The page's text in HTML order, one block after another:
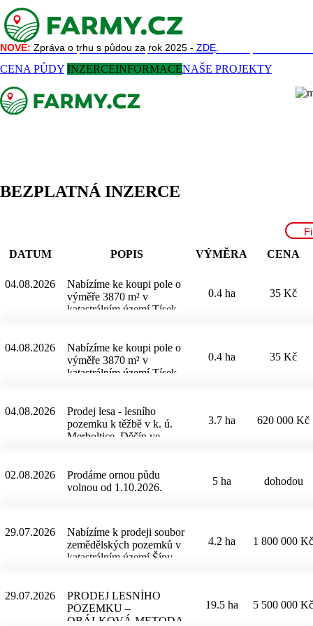
NAŠE SLUŽBY REFERENCE AKTUALITY O NÁS
NOVÉ: Zpráva o trhu s půdou za rok 2025 - ZDE
CENA PŮDY INZERCEINFORMACENAŠE PROJEKTY
NOVÉ: Zpráva o trhu s půdou za rok 2025 - ZDE
BEZPLATNÁ INZERCE
DATUM
POPIS VÝMĚRA CENA
04.08.2026
Nabízíme ke koupi pole o
výměře 3870 m² v
katastrálním území Tísek.
je zemědělsky využíván, v
dobrém stavu, přístupný.
Na pozemku je pachtovní
0.4 ha 35 Kč
04.08.2026
Nabízíme ke koupi pole o
výměře 3870 m² v
katastrálním území Tísek.
je zemědělsky využíván, v
dobrém stavu. Pozemek je
přístupný. Na pozemku je
0.4 ha 35 Kč
04.08.2026
Prodej lesa - lesního
pozemku k těžbě v k. ú.
Merboltice, Děčín ve
400 m3 TPS v těžebním
věku a 110 m3 JS, LP, OL
3.7 ha 620 000 Kč
02.08.2026
Prodáme ornou půdu
volnou od 1.10.2026.
5 ha dohodou
29.07.2026
Nabízíme k prodeji soubor
zemědělských pozemků v
katastrálním území Šípy,
pozemků činí 41 753 m².
Pozemky jsou vhodné jako
dlouhodobá investice, pro
4.2 ha 1 800 000 Kč
29.07.2026
PRODEJ LESNÍHO
POZEMKU –
OBÁLKOVÁ METODA
19.5 ha 5 500 000 Kč